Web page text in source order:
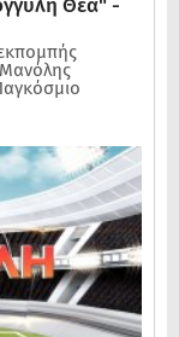
Θεά" -